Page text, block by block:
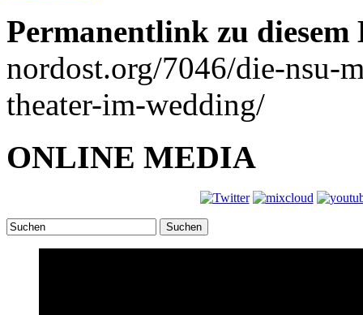
Permanentlink zu
nordost.org/7046/die-nsu-
theater-im-wedding/
ONLINE MEDIA
Suchen